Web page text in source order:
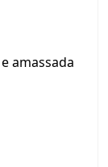
amassada